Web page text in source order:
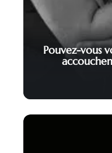
Pouvez-vous